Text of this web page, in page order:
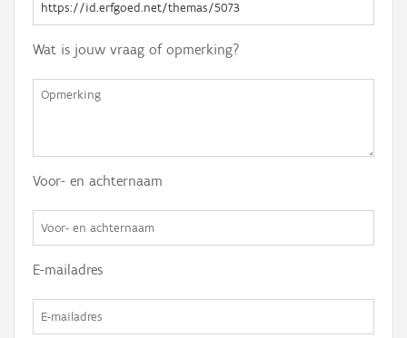
Wat is jouw vraag of opmerking?
Voor- en achternaam
E-mailadres